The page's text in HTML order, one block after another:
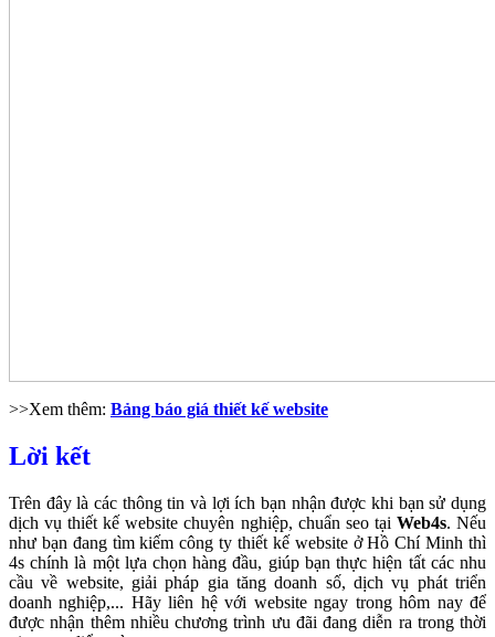
>>Xem thêm: Bảng báo giá thiết kế website
Lời kết
Trên đây là các thông tin và lợi ích bạn nhận được khi bạn sử dụng
dịch vụ thiết kế website chuyên nghiệp, chuẩn seo tại Web4s. Nếu
như bạn đang tìm kiếm công ty thiết kế website ở Hồ Chí Minh thì
4s chính là một lựa chọn hàng đầu, giúp bạn thực hiện tất các nhu
cầu về website, giải pháp gia tăng doanh số, dịch vụ phát triển
doanh nghiệp,... Hãy liên hệ với website ngay trong hôm nay để
được nhận thêm nhiều chương trình ưu đãi đang diễn ra trong thời